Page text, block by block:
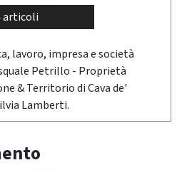
articoli
lavoro, impresa e società
Petrillo - Proprietà
& Territorio di Cava de'
Lamberti.